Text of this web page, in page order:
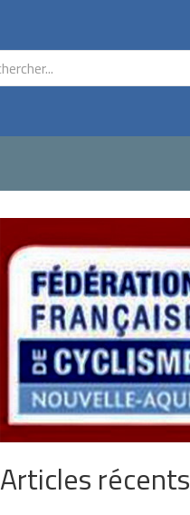
Articles récents